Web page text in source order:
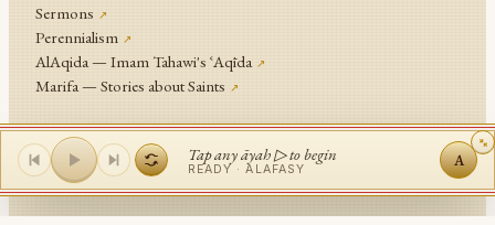
Sermons ↗
Perennialism ↗
AlAqida — Imam Tahawi's ʿAqīda ↗
Marifa — Stories about Saints ↗
An Islamic NetworkProject .
© Islamic Network and contributors since 2014
Tap any āyah ▷ to begin
READY ·ALAFASY A